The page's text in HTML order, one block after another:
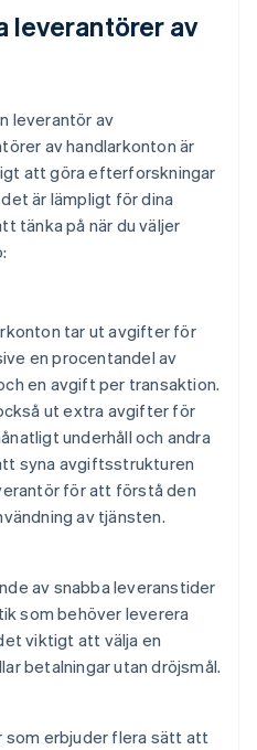
leverantörer av
leverantör av
av handlarkonton är
att göra efterforskningar
är lämpligt för dina
tänka på när du väljer
tar ut avgifter för
en procentandel av
en avgift per transaktion.
ut extra avgifter för
underhåll och andra
syna avgiftsstrukturen
för att förstå den
av tjänsten.
av snabba leveranstider
som behöver leverera
viktigt att välja en
betalningar utan dröjsmål.
som erbjuder flera sätt att